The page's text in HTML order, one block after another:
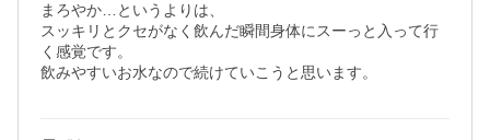
まろやか…というよりは、
スッキリとクセがなく飲んだ瞬間身体にスーっと入って行
く感覚です。
飲みやすいお水なので続けていこうと思います。